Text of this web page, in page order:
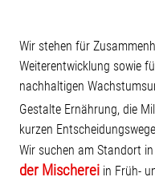
Wir stehen für
Weiterentwicklung sowie
nachhaltigen
Gestalte Ernährung, die
kurzen
Wir suchen am Standort
der Mischerei in Früh-